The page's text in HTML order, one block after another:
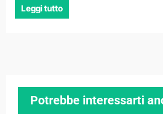
Leggi tutto
Potrebbe interessarti